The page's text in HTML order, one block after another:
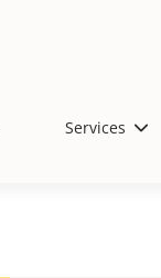
Services